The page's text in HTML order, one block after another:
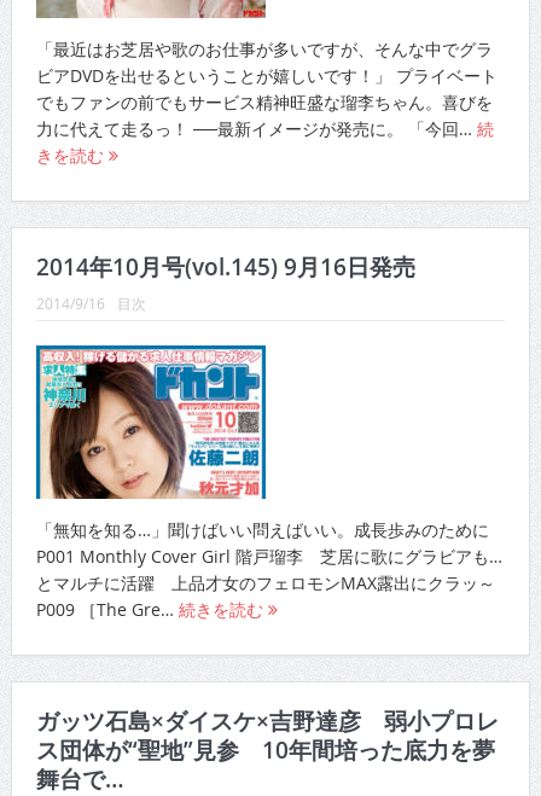
「最近はお芝居や歌のお仕事が多いですが、そんな中でグラ
ビアDVDを出せるということが嬉しいです！」 プライベート
でもファンの前でもサービス精神旺盛な瑠李ちゃん。喜びを
力に代えて走るっ！ ──最新イメージが発売に。 「今回… 続
きを読む
2014年10月号(vol.145) 9月16日発売
2014/9/16 目次
「無知を知る…」聞けばいい問えばいい。成長歩みのために
P001 Monthly Cover Girl 階戸瑠李 芝居に歌にグラビアも…
とマルチに活躍 上品才女のフェロモンMAX露出にクラッ～
P009 ［The Gre… 続きを読む
ガッツ石島×ダイスケ×吉野達彦 弱小プロレ
ス団体が“聖地”見参 10年間培った底力を夢
舞台で…